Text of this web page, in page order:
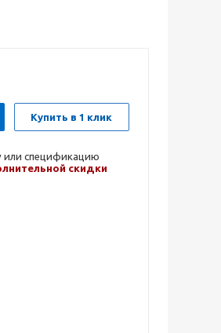
Купить в 1 клик
или спецификацию
скидки